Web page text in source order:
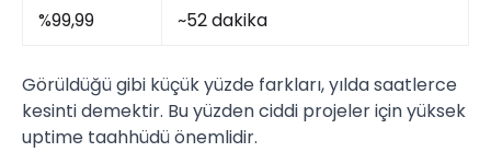
%99,99
~52 dakika
Görüldüğü gibi küçük yüzde farkları, yılda saatlerce
kesinti demektir. Bu yüzden ciddi projeler için yüksek
uptime taahhüdü önemlidir.